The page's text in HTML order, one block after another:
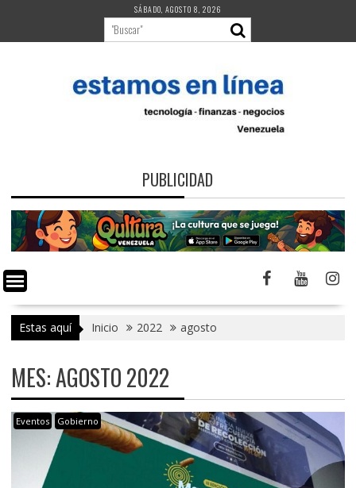
contenido
SÁBADO, AGOSTO 8, 2026
PUBLICIDAD
Estas aquí Inicio 2022 agosto
MES:AGOSTO 2022
Eventos Gobierno